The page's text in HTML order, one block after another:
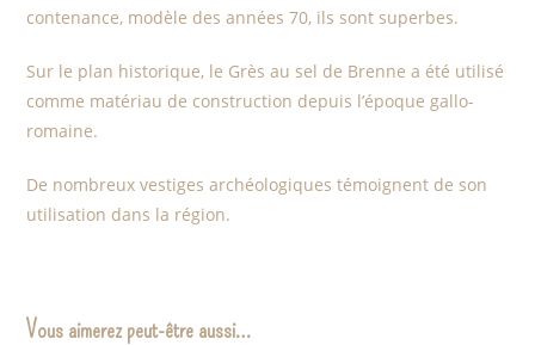
contenance, modèle des années 70, ils sont superbes.
Sur le plan historique, le Grès au sel de Brenne a été utilisé
comme matériau de construction depuis l’époque gallo-
romaine.
De nombreux vestiges archéologiques témoignent de son
utilisation dans la région.
Vous aimerez peut-être aussi…